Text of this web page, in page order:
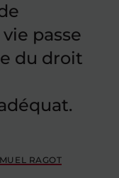
passe
du droit
RAGOT